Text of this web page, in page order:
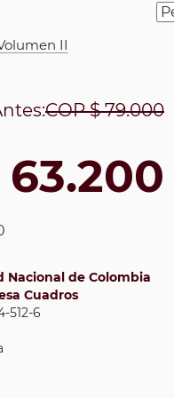
II
COP$ 79.000
63.200
Nacional de Colombia
Cuadros
512-6